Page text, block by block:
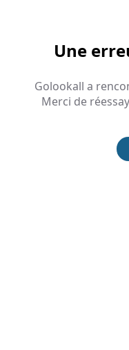
Une
Golookall a
Merci de